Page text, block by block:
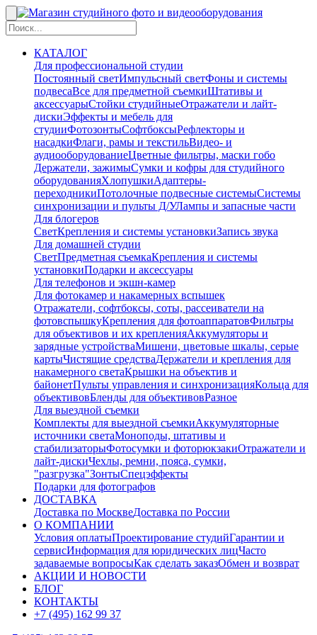
КАТАЛОГ
Для профессиональной студии
Постоянный светИмпульсный светФоны и системы
подвесаВсе для предметной съемкиШтативы и
аксессуарыСтойки студийныеОтражатели и лайт-
дискиЭффекты и мебель для
студииФотозонтыСофтбоксыРефлекторы и
насадкиФлаги, рамы и текстильВидео- и
аудиооборудованиеЦветные фильтры, маски гобо
Держатели, зажимыСумки и кофры для студийного
оборудованияХлопушкиАдаптеры-
переходникиПотолочные подвесные системыСистемы
синхронизации и пульты Д/УЛампы и запасные части
Для блогеров
СветКрепления и системы установкиЗапись звука
Для домашней студии
СветПредметная съемкаКрепления и системы
установкиПодарки и аксессуары
Для телефонов и экшн-камер
Для фотокамер и накамерных вспышек
Отражатели, софтбоксы, соты, рассеиватели на
фотовспышкуКрепления для фотоаппаратовФильтры
для объективов и их крепленияАккумуляторы и
зарядные устройстваМишени, цветовые шкалы, серые
картыЧистящие средстваДержатели и крепления для
накамерного светаКрышки на объектив и
байонетПульты управления и синхронизацияКольца для
объективовБленды для объективовРазное
Для выездной съемки
Комплекты для выездной съемкиАккумуляторные
источники светаМоноподы, штативы и
стабилизаторыФотосумки и фоторюкзакиОтражатели и
лайт-дискиЧехлы, ремни, пояса, сумки,
"разгрузка"ЗонтыСпецэффекты
Подарки для фотографов
ДОСТАВКА
Доставка по МосквеДоставка по России
О КОМПАНИИ
Условия оплатыПроектирование студийГарантии и
сервисИнформация для юридических лицЧасто
задаваемые вопросыКак сделать заказОбмен и возврат
АКЦИИ И НОВОСТИ
БЛОГ
КОНТАКТЫ
+7 (495) 162 99 37